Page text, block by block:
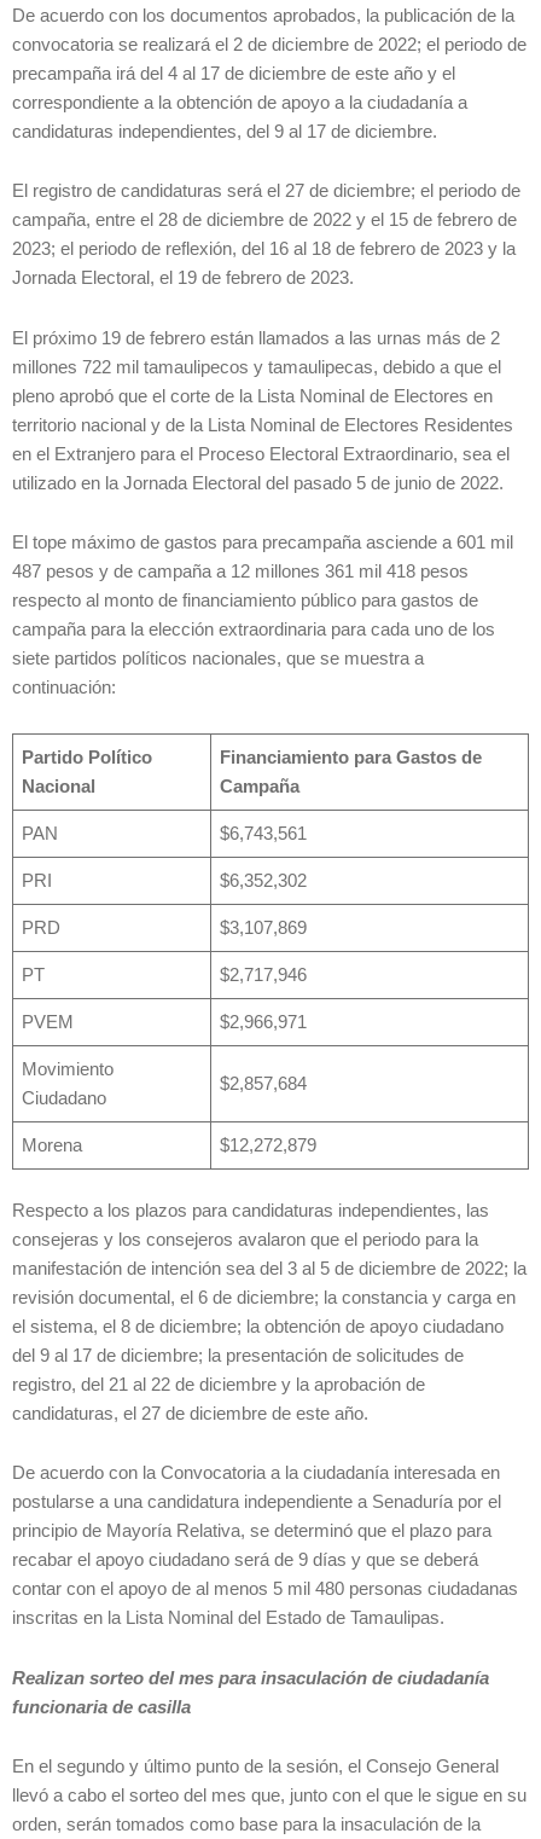
De acuerdo con los documentos aprobados, la publicación de la
convocatoria se realizará el 2 de diciembre de 2022; el periodo de
precampaña irá del 4 al 17 de diciembre de este año y el
correspondiente a la obtención de apoyo a la ciudadanía a
candidaturas independientes, del 9 al 17 de diciembre.
El registro de candidaturas será el 27 de diciembre; el periodo de
campaña, entre el 28 de diciembre de 2022 y el 15 de febrero de
2023; el periodo de reflexión, del 16 al 18 de febrero de 2023 y la
Jornada Electoral, el 19 de febrero de 2023.
El próximo 19 de febrero están llamados a las urnas más de 2
millones 722 mil tamaulipecos y tamaulipecas, debido a que el
pleno aprobó que el corte de la Lista Nominal de Electores en
territorio nacional y de la Lista Nominal de Electores Residentes
en el Extranjero para el Proceso Electoral Extraordinario, sea el
utilizado en la Jornada Electoral del pasado 5 de junio de 2022.
El tope máximo de gastos para precampaña asciende a 601 mil
487 pesos y de campaña a 12 millones 361 mil 418 pesos
respecto al monto de financiamiento público para gastos de
campaña para la elección extraordinaria para cada uno de los
siete partidos políticos nacionales, que se muestra a
continuación:
Partido Político
Nacional
Financiamiento para Gastos de
Campaña
PAN $6,743,561
PRI $6,352,302
PRD $3,107,869
PT $2,717,946
PVEM $2,966,971
Movimiento
Ciudadano
$2,857,684
Morena $12,272,879
Respecto a los plazos para candidaturas independientes, las
consejeras y los consejeros avalaron que el periodo para la
manifestación de intención sea del 3 al 5 de diciembre de 2022; la
revisión documental, el 6 de diciembre; la constancia y carga en
el sistema, el 8 de diciembre; la obtención de apoyo ciudadano
del 9 al 17 de diciembre; la presentación de solicitudes de
registro, del 21 al 22 de diciembre y la aprobación de
candidaturas, el 27 de diciembre de este año.
De acuerdo con la Convocatoria a la ciudadanía interesada en
postularse a una candidatura independiente a Senaduría por el
principio de Mayoría Relativa, se determinó que el plazo para
recabar el apoyo ciudadano será de 9 días y que se deberá
contar con el apoyo de al menos 5 mil 480 personas ciudadanas
inscritas en la Lista Nominal del Estado de Tamaulipas.
Realizan sorteo del mes para insaculación de ciudadanía
funcionaria de casilla
En el segundo y último punto de la sesión, el Consejo General
llevó a cabo el sorteo del mes que, junto con el que le sigue en su
orden, serán tomados como base para la insaculación de la